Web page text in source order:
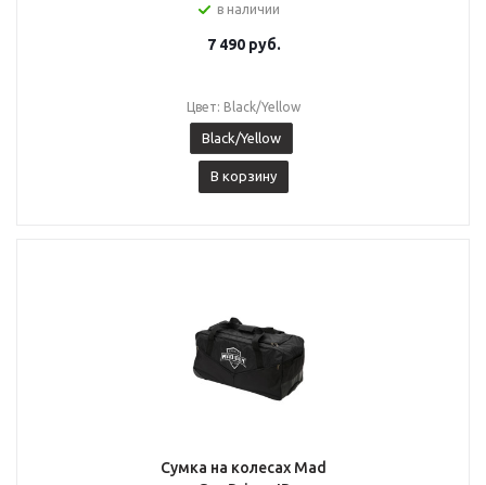
в наличии
7 490руб.
Цвет: Black/Yellow
Black/Yellow
В корзину
Сумка на колесах Mad